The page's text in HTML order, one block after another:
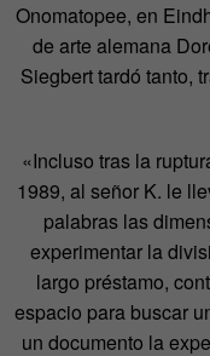
Onomatopee, en
de arte alemana
Siegbert tardó tanto,
«Incluso tras la
1989, al señor K. le
palabras las
experimentar la
largo préstamo,
espacio para buscar
un documento la